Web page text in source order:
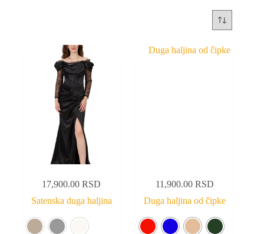
17,900.00RSD
Satenska duga haljina
11,900.00 RSD
Duga haljina od čipke